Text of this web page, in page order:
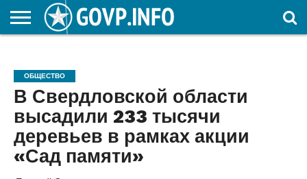
ОБРАЗОВАНИЕ
ОБЩЕСТВО
В Свердловской области
высадили 233 тысячи
деревьев в рамках акции
«Сад памяти»